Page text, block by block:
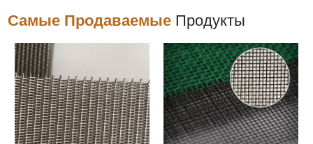
Самые Продаваемые Продукты